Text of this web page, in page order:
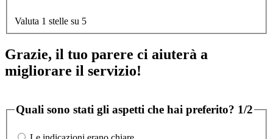
Valuta 1 stelle su 5
Grazie, il tuo parere ci aiuterà a
migliorare il servizio!
Quali sono stati gli aspetti che hai preferito? 1/2